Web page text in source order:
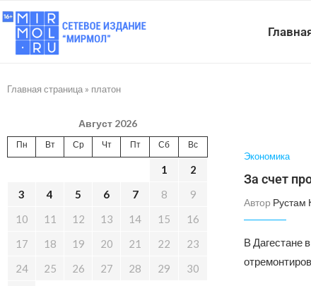
Главная страница » платон
Экономика
За счет
Автор Рустам
В Дагестане
Август 2026
Пн Вт Ср Чт Пт Сб Вс
1
2
3
4 5 6 7 8
9
10
11 12 13 14 15
16
17
18 19 20 21 22
23
24
25 26 27 28 29
30